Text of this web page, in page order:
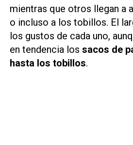
mientras que otros llegan a
o incluso a los tobillos. El
los gustos de cada uno,
en tendencia los sacos de
hasta los tobillos.